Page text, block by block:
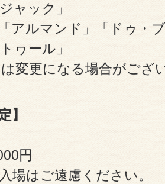
ャック」
アルマンド」「ドゥ・
ヮール」
変更になる場合がござ
】
円
場はご遠慮ください。